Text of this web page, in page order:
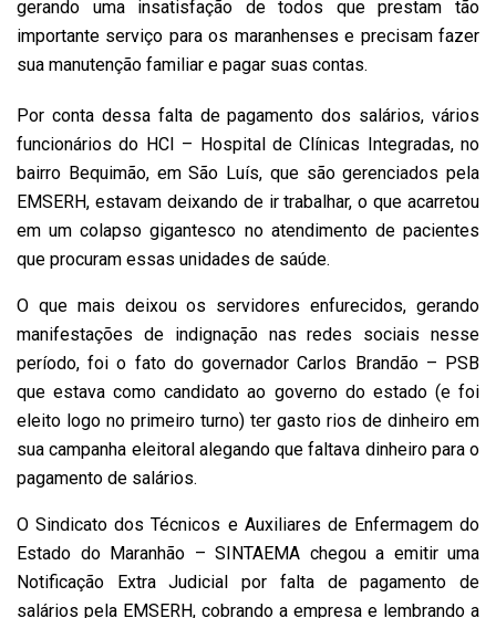
gerando uma insatisfação de todos que prestam tão
importante serviço para os maranhenses e precisam fazer
sua manutenção familiar e pagar suas contas.
Por conta dessa falta de pagamento dos salários, vários
funcionários do HCI – Hospital de Clínicas Integradas, no
bairro Bequimão, em São Luís, que são gerenciados pela
EMSERH, estavam deixando de ir trabalhar, o que acarretou
em um colapso gigantesco no atendimento de pacientes
que procuram essas unidades de saúde.
O que mais deixou os servidores enfurecidos, gerando
manifestações de indignação nas redes sociais nesse
período, foi o fato do governador Carlos Brandão – PSB
que estava como candidato ao governo do estado (e foi
eleito logo no primeiro turno) ter gasto rios de dinheiro em
sua campanha eleitoral alegando que faltava dinheiro para o
pagamento de salários.
O Sindicato dos Técnicos e Auxiliares de Enfermagem do
Estado do Maranhão – SINTAEMA chegou a emitir uma
Notificação Extra Judicial por falta de pagamento de
salários pela EMSERH, cobrando a empresa e lembrando a